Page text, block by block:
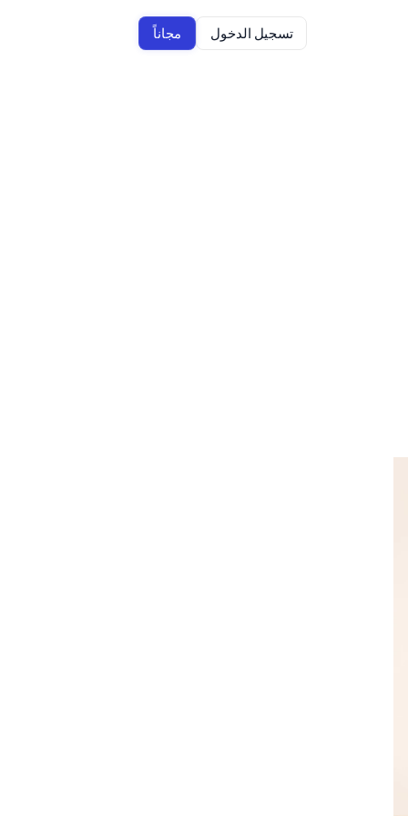
تسجيل الدخول مجاناً